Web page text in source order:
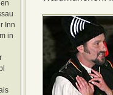
Inn
in